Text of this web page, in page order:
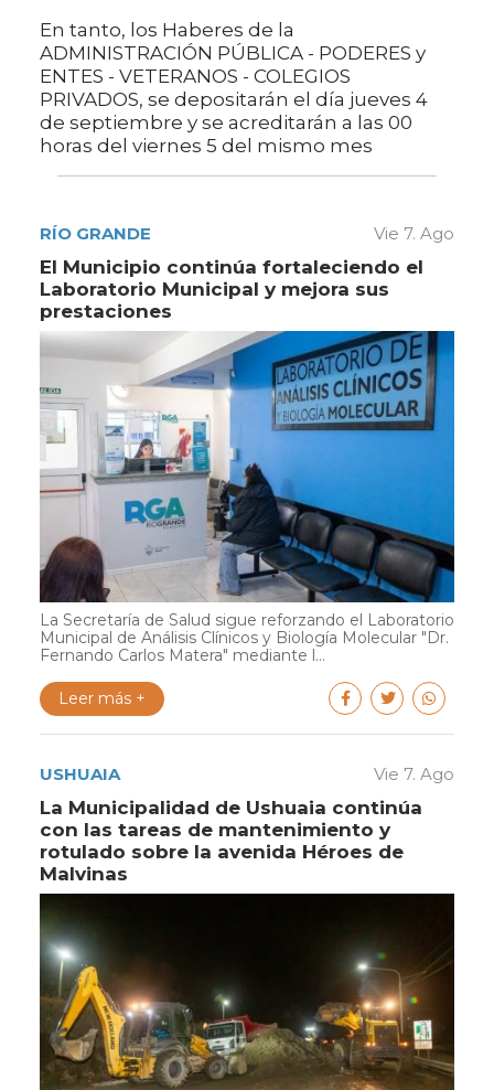
En tanto, los Haberes de la
ADMINISTRACIÓN PÚBLICA - PODERES y
ENTES - VETERANOS - COLEGIOS
PRIVADOS, se depositarán el día jueves 4
de septiembre y se acreditarán a las 00
horas del viernes 5 del mismo mes
RÍO GRANDE Vie 7. Ago
El Municipio continúa fortaleciendo el
Laboratorio Municipal y mejora sus
prestaciones
La Secretaría de Salud sigue reforzando el Laboratorio
Municipal de Análisis Clínicos y Biología Molecular "Dr.
Fernando Carlos Matera" mediante l...
Leer más +
USHUAIA Vie 7. Ago
La Municipalidad de Ushuaia continúa
con las tareas de mantenimiento y
rotulado sobre la avenida Héroes de
Malvinas